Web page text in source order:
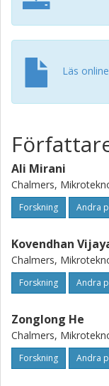
Läs
Ali Mirani
Chalmers,
Forskning Andra
Kovendhan
Chalmers,
Forskning Andra
Zonglong He
Chalmers,
Forskning Andra